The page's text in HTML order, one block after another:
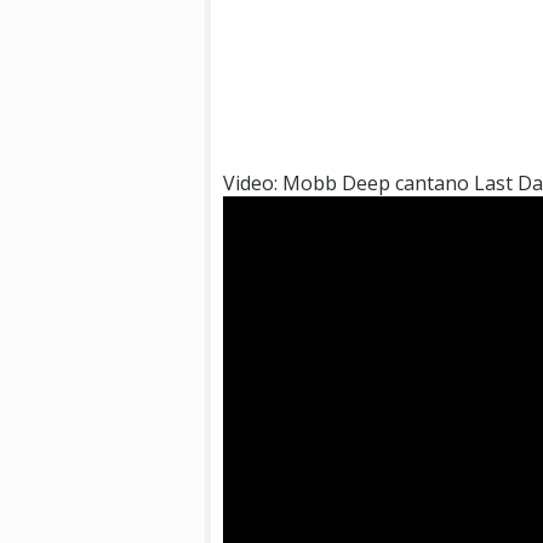
Video: Mobb Deep cantano Last